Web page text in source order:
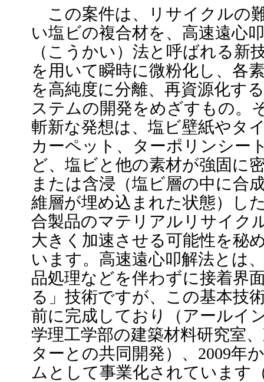
この案件は、リサイクルの
い塩ビの複合材を、高速遠心
（こうかい）法と呼ばれる新
を用いて瞬時に微粉化し、各
を高純度に分離、再資源化す
ステムの開発をめざすもの。
斬新な発想は、塩ビ壁紙やタ
カーペット、ターポリンシー
ど、塩ビと他の素材が強固に
または含浸（塩ビ層の中に合
維層が埋め込まれた状態）し
合製品のマテリアルリサイク
大きく加速させる可能性を秘
います。高速遠心叩解法とは
品処理などを伴わずに接着界
る」技術ですが、この基本技
前に完成しており（アールイ
学理工学部の建築材料研究室
ターとの共同開発）、2009年
ムとして事業化されています